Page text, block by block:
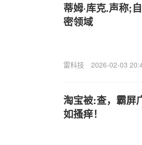
蒂姆·库克.声称;
密领域
雷科技 2026-02-03
淘宝被:查，霸屏
如搔痒！